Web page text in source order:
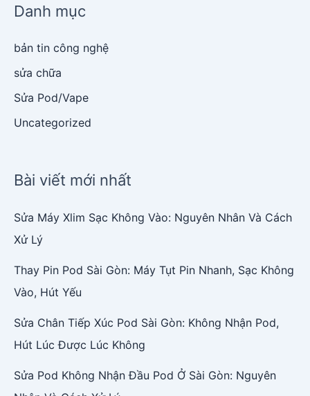
Danh mục
bản tin công nghệ
sửa chữa
Sửa Pod/Vape
Uncategorized
Bài viết mới nhất
Sửa Máy Xlim Sạc Không Vào: Nguyên Nhân Và Cách
Xử Lý
Thay Pin Pod Sài Gòn: Máy Tụt Pin Nhanh, Sạc Không
Vào, Hút Yếu
Sửa Chân Tiếp Xúc Pod Sài Gòn: Không Nhận Pod,
Hút Lúc Được Lúc Không
Sửa Pod Không Nhận Đầu Pod Ở Sài Gòn: Nguyên